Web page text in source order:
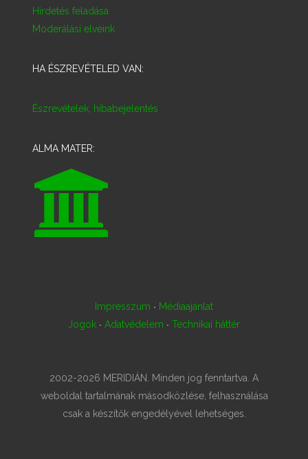
Hirdetés feladása
Moderálási elveink
HA ÉSZREVÉTELED VAN:
Észrevételek, hibabejelentés
ALMA MATER:
Impresszum · Médiaajánlat
Jogok · Adatvédelem · Technikai háttér
2002-2026 MERIDIÁN. Minden jog fenntartva. A
weboldal tartalmának másodközlése, felhasználása
csak a készítők engedélyével lehetséges.